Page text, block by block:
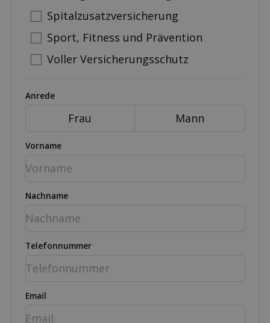
Spitalzusatzversicherung
Sport, Fitness und Prävention
Voller Versicherungsschutz
Anrede
Frau Mann
Vorname
Nachname
Telefonnummer
Email